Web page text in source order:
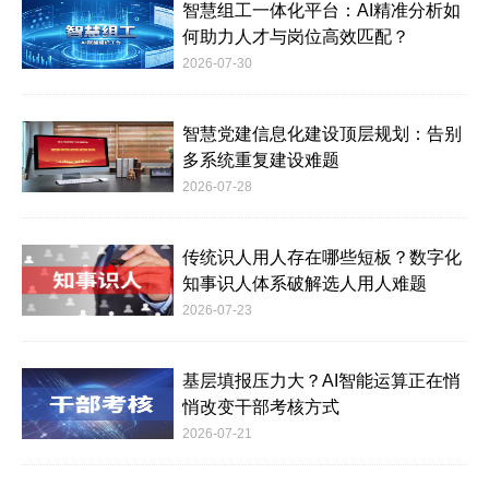
智慧组工一体化平台：AI精准分析如
何助力人才与岗位高效匹配？
2026-07-30
智慧党建信息化建设顶层规划：告别
多系统重复建设难题
2026-07-28
传统识人用人存在哪些短板？数字化
知事识人体系破解选人用人难题
2026-07-23
基层填报压力大？AI智能运算正在悄
悄改变干部考核方式
2026-07-21